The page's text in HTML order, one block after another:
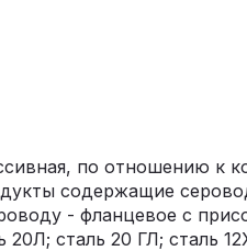
по отношению к
содержащие
- фланцевое с
сталь 20 ГЛ; сталь